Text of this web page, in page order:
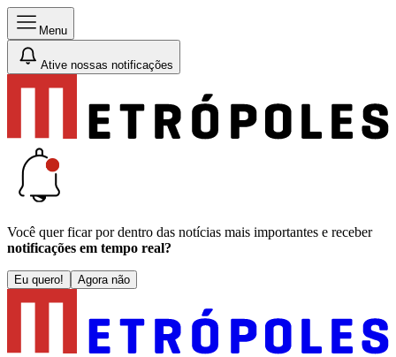
Menu
Ative nossas notificações
Você quer ficar por dentro das notícias mais importantes e receber
notificações em tempo real?
Eu quero! Agora não